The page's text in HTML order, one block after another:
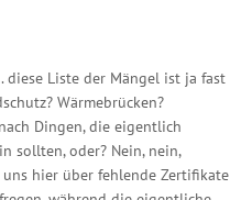
diese Liste der Mängel ist ja fast
Wärmebrücken?
Dingen, die eigentlich
sollten, oder? Nein, nein,
hier über fehlende Zertifikate